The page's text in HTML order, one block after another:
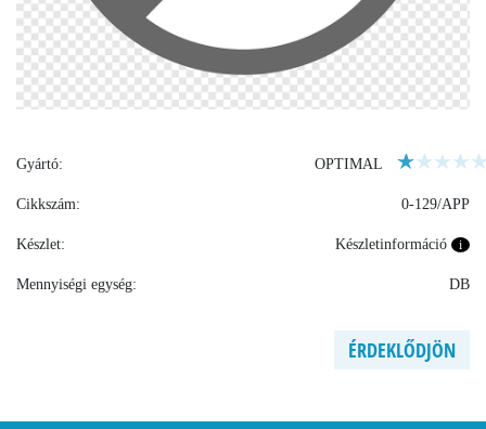
Gyártó: OPTIMAL
Cikkszám: 0-129/APP
Készlet: Készletinformáció i
Mennyiségi egység: DB
ÉRDEKLŐDJÖN